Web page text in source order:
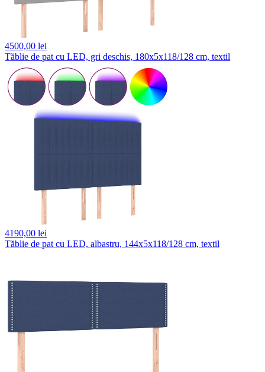
4500,00 lei
Tăblie de pat cu LED, gri deschis, 180x5x118/128 cm, textil
4190,00 lei
Tăblie de pat cu LED, albastru, 144x5x118/128 cm, textil